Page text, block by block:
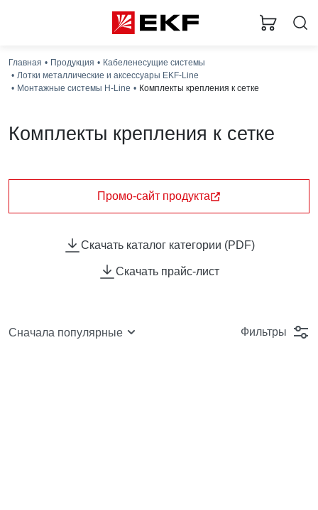
Главная Продукция
Кабеленесущие системы
Лотки металлические и аксессуары EKF-Line
Монтажные системы H-Line
Комплекты крепления к сетке
Комплекты крепления к сетке
прокладки кабельных трасс по сетчатым ограждениям и
их опорам. Комплекты универсальны, просты в монтаже
и подходят для сетчатых ограждений любых
Промо-сайт продукта
Скачать каталог категории (PDF)
Скачать прайс-лист
Сначала популярные Фильтры